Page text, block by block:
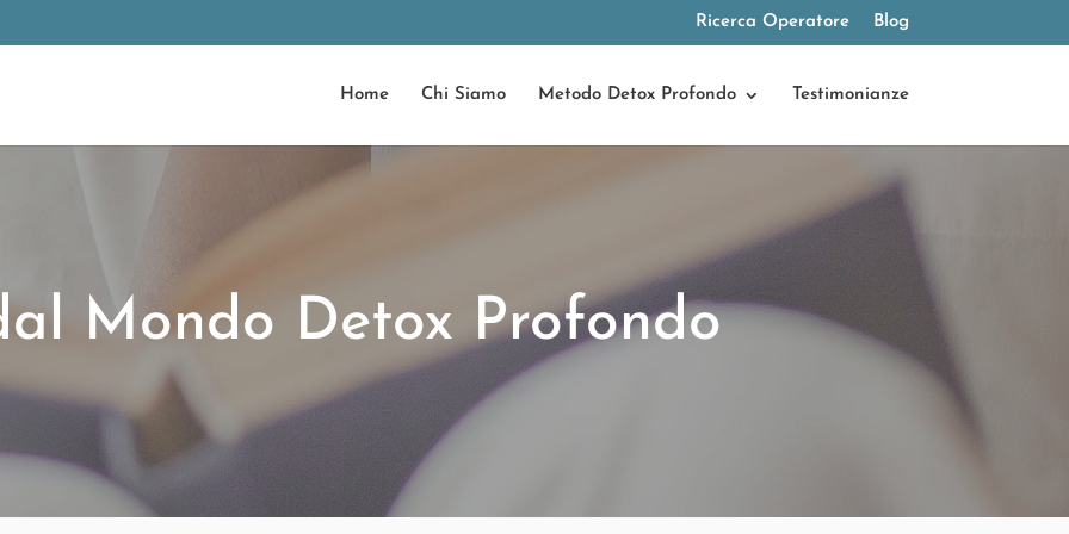
Ricerca Operatore Blog
Home Chi Siamo Metodo Detox Profondo Testimonianze
Mondo Detox Profondo